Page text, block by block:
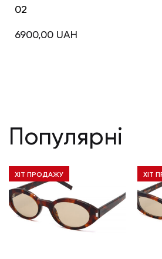
02
6900,00 UAH
Популярні
ХІТ ПРОДАЖУ ХІТ